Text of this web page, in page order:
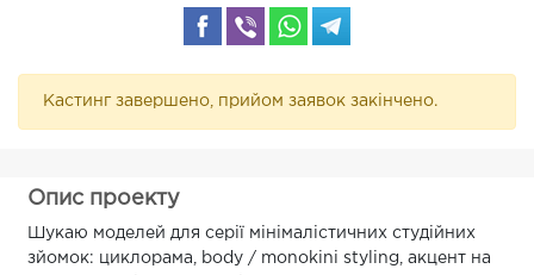
Кастинг завершено, прийом заявок закінчено.
Опис проекту
Шукаю моделей для серії мінімалістичних студійних
зйомок: циклорама, body / monokini styling, акцент на